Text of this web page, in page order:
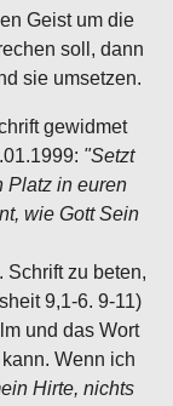
Geist um die
soll, dann
sie umsetzen.
gewidmet
"Setzt
Platz in euren
wie Gott Sein
Schrift zu beten,
9,1-6. 9-11)
und das Wort
Wenn ich
Hirte, nichts